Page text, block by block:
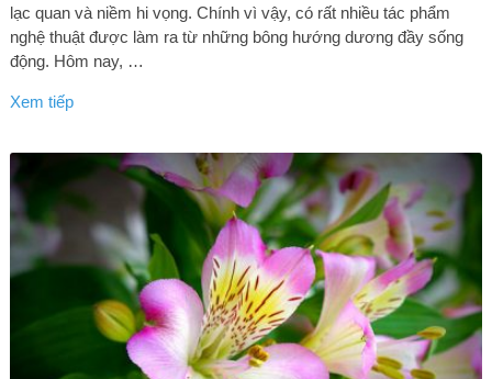
lạc quan và niềm hi vọng. Chính vì vậy, có rất nhiều tác phẩm
nghệ thuật được làm ra từ những bông hướng dương đầy sống
động. Hôm nay, …
Xem tiếp